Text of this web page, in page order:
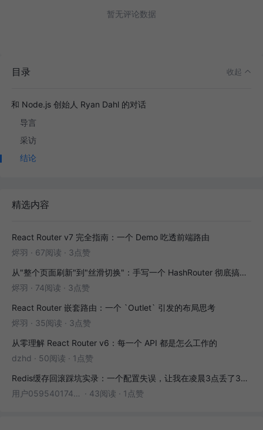
暂无评论数据
目录 收起
和 Node.js 创始人 Ryan Dahl 的对话
导言
采访
结论
精选内容
React Router v7 完全指南：一个 Demo 吃透前端路由
烬羽 · 67阅读 · 3点赞
从"整个页面刷新"到"丝滑切换"：手写一个 HashRouter 彻底搞懂前端路由
烬羽 · 74阅读 · 3点赞
React Router 嵌套路由：一个 `Outlet` 引发的布局思考
烬羽 · 35阅读 · 3点赞
从零理解 React Router v6：每一个 API 都是怎么工作的
dzhd · 50阅读 · 1点赞
Redis缓存回滚踩坑实录：一个配置失误，让我在凌晨3点丢了3000条数据
用户05954017446 · 43阅读 · 1点赞